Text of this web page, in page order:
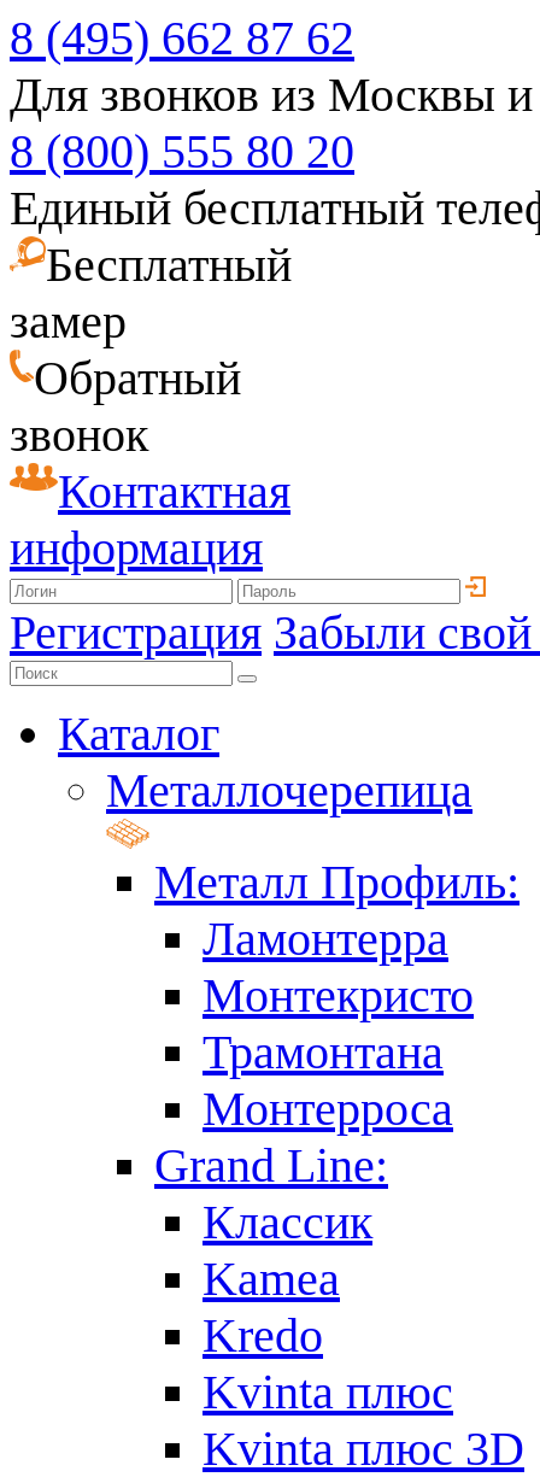
8 (495) 662 87 62
Для звонков из Москвы
8 (800) 555 80 20
Единый бесплатный
Бесплатный
замер
Обратный
звонок
Контактная
информация
Регистрация Забыли
Каталог
Металлочерепица
Металл Профиль:
Ламонтерра
Монтекристо
Трамонтана
Монтерроса
Grand Line:
Классик
Kamea
Kredo
Kvinta плюс
Kvinta плюс 3D